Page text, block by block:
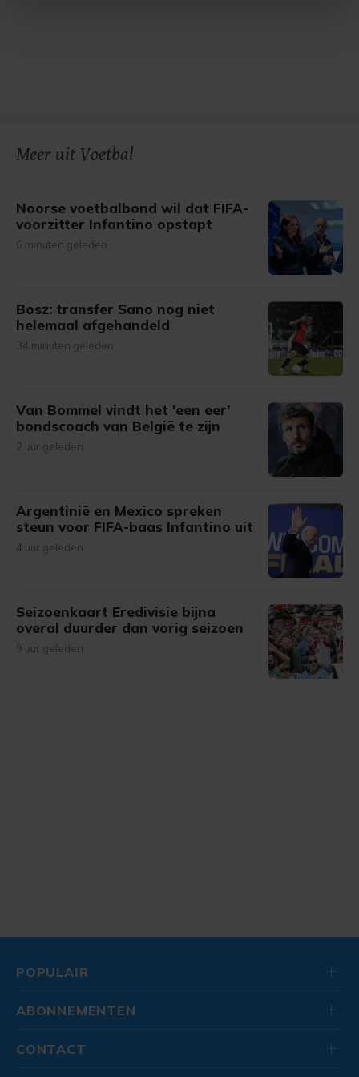
Meer uit Voetbal
Noorse voetbalbond wil dat FIFA-
voorzitter Infantino opstapt
6 minuten geleden
Bosz: transfer Sano nog niet
helemaal afgehandeld
34 minuten geleden
Van Bommel vindt het 'een eer'
bondscoach van België te zijn
2 uur geleden
Argentinië en Mexico spreken
steun voor FIFA-baas Infantino uit
4 uur geleden
Seizoenkaart Eredivisie bijna
overal duurder dan vorig seizoen
9 uur geleden
POPULAIR
ABONNEMENTEN
CONTACT